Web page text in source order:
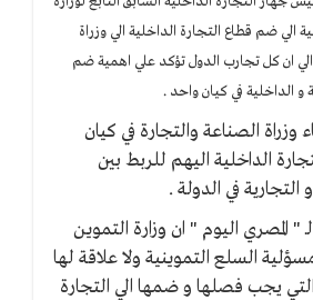
الي ضم قطاع التجارة الداخلية الي وزراة
الي ان كل تجارب الدول تؤكد علي اهمية ضم
و الداخلية في كيان واحد .
وزراة الصناعة والتجارة في كيان
الداخلية اليهم للربط بين
التجارية في الدولة .
" المصري اليوم " ان وزارة التموين
السلع التموينية ولا علاقة لها
يجب فصلها و ضمها الي التجارة